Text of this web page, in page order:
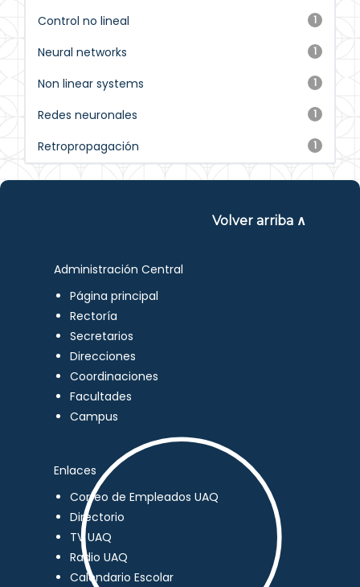
1
Control no lineal
1
Neural networks
1
Non linear systems
1
Redes neuronales
1
Retropropagación
Volver arriba ∧
Administración Central
Página principal
Rectoría
Secretarios
Direcciones
Coordinaciones
Facultades
Campus
Enlaces
Correo de Empleados UAQ
Directorio
TV UAQ
Radio UAQ
Calendario Escolar